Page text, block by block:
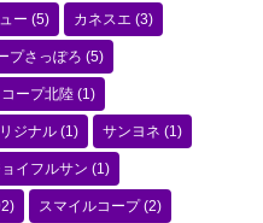
ー (5) カネスエ (3)
プさっぽろ (5)
コープ北陸 (1)
ジナル (1) サンヨネ (1)
イフルサン (1)
スマイルコープ(2)